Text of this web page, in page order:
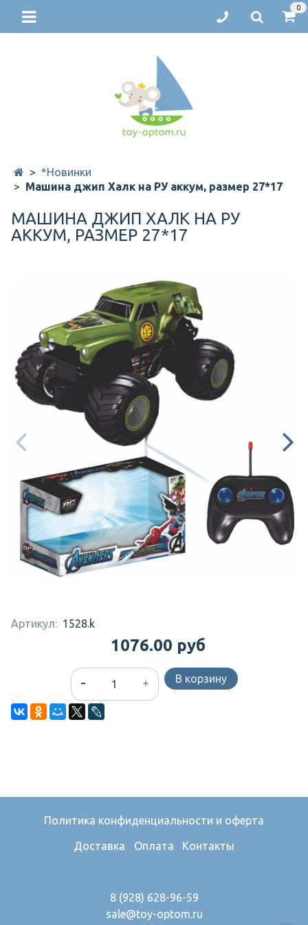
0
*Новинки
Машина джип Халк на РУ аккум, размер 27*17
МАШИНА ДЖИП ХАЛК НА РУ
АККУМ, РАЗМЕР 27*17
Артикул: 1528.k
1076.00 руб
В корзину
Политика конфиденциальности и оферта
Доставка Оплата Контакты
8 (928) 628-96-59
sale@toy-optom.ru